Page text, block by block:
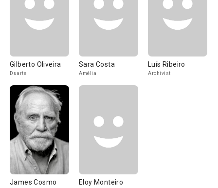
Gilberto Oliveira
Duarte
Sara Costa
Amélia
Luís Ribeiro
Archivist
James Cosmo Eloy Monteiro